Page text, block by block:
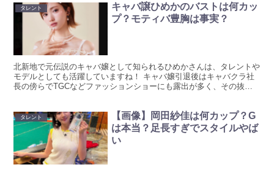
タレント
キャバ譲ひめかのバストは何カッ
プ？モティバ豊胸は事実？
北新地で元伝説のキャバ嬢として知られるひめかさんは、タレントや
モデルとしても活躍していますね！ キャバ嬢引退後はキャバクラ社
長の傍らでTGCなどファッションショーにも露出が多く、その抜群
タレント
【画像】岡田紗佳は何カップ？G
は本当？足長すぎでスタイルやば
い